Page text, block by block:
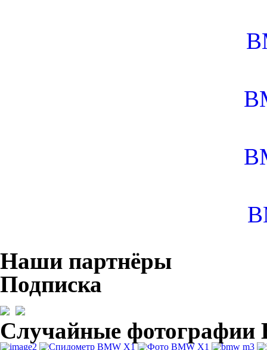
Наши партнёры
Подписка
Случайные фотографии